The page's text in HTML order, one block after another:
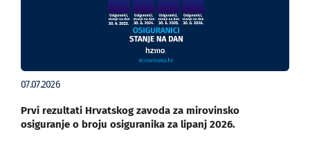
07.07.2026
Prvi rezultati Hrvatskog zavoda za mirovinsko
osiguranje o broju osiguranika za lipanj 2026.